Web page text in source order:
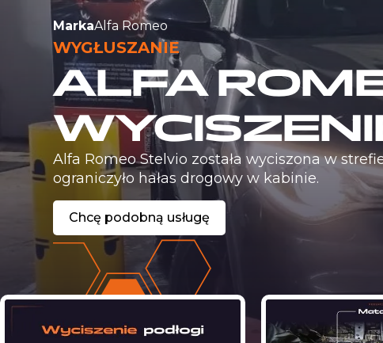
MarkaAlfa Romeo
WYGŁUSZANIE
ALFA
Alfa Romeo Stelvio została wyciszona w
ograniczyło hałas drogowy w kabinie.
Chcę podobną usługę